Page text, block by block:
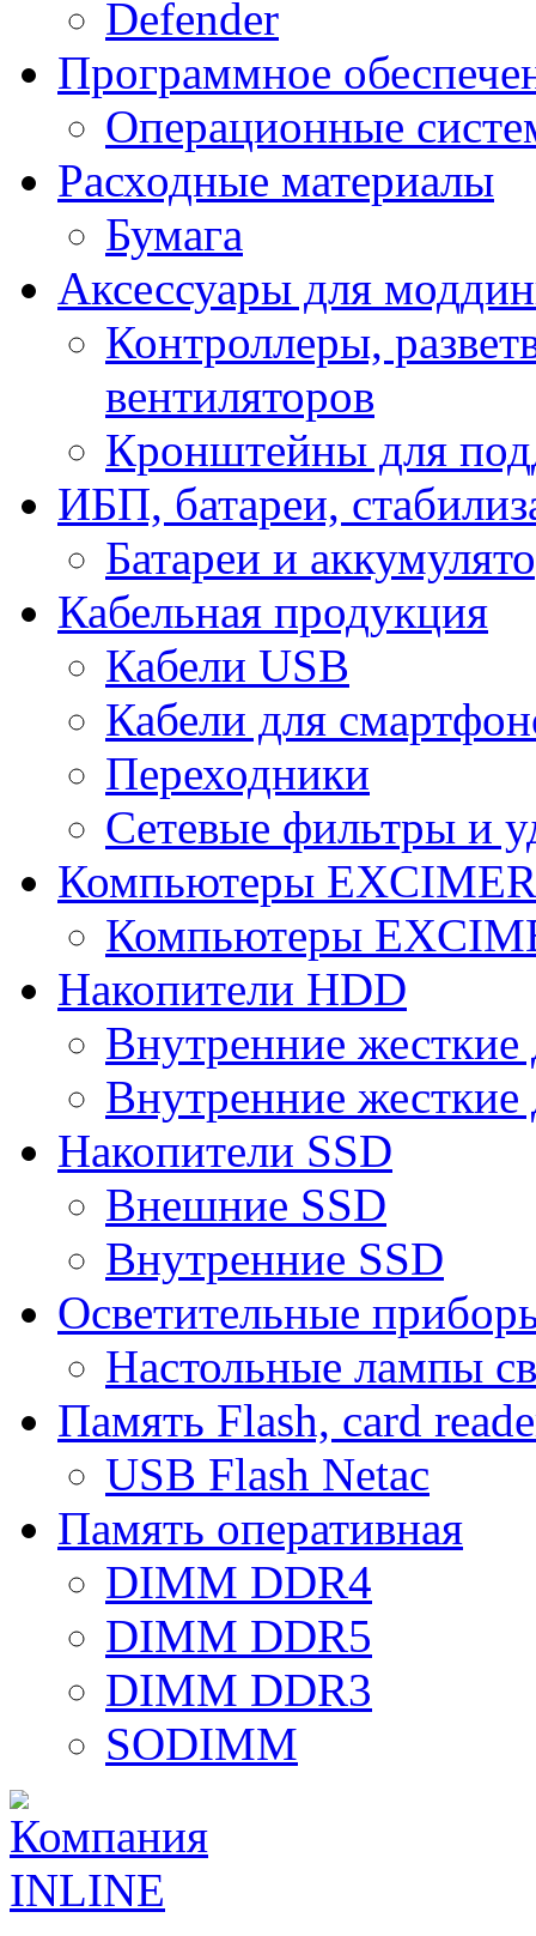
Defender
Программное
Операционные
Расходные материалы
Бумага
Аксессуары для
Контроллеры,
вентиляторов
Кронштейны для
ИБП, батареи,
Батареи и
Кабельная продукция
Кабели USB
Кабели для
Переходники
Сетевые фильтры и
Компьютеры
Компьютеры
Накопители HDD
Внутренние
Внутренние
Накопители SSD
Внешние SSD
Внутренние SSD
Осветительные
Настольные лампы
Память Flash, card
USB Flash Netac
Память оперативная
DIMM DDR4
DIMM DDR5
DIMM DDR3
SODIMM